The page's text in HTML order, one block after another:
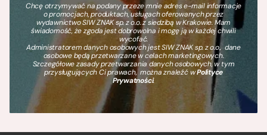
Chcę otrzymywać na podany przeze mnie adres e-mail informacje
o promocjach, produktach, usługach oferowanych przez
wydawnictwo SIW ZNAK sp. z o.o. z siedzibą w Krakowie. Mam
świadomość, że zgoda jest dobrowolna i mogę ją w każdej chwili
wycofać.
Administratorem danych osobowych jest SIW ZNAK sp. z o.o., dane
osobowe będą przetwarzane w celach marketingowych.
Szczegółowe zasady przetwarzania danych osobowych, w tym
przysługujących Ci prawach, można znaleźć wPolityce
Prywatności.